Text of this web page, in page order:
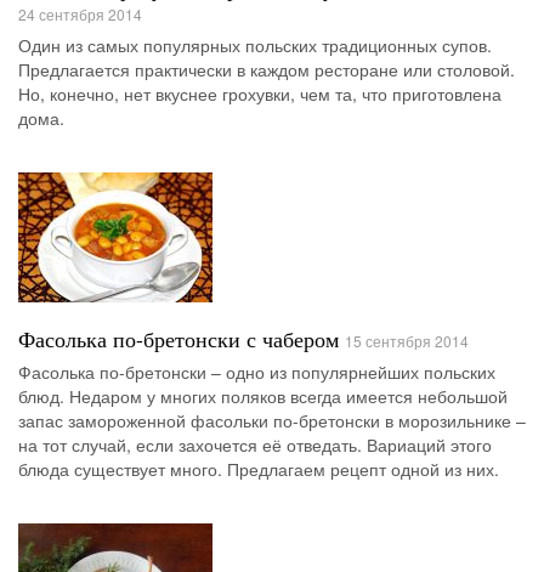
24 сентября 2014
Один из самых популярных польских традиционных супов.
Предлагается практически в каждом ресторане или столовой.
Но, конечно, нет вкуснее грохувки, чем та, что приготовлена
дома.
Фасолька по-бретонски с чабером 15 сентября 2014
Фасолька по-бретонски – одно из популярнейших польских
блюд. Недаром у многих поляков всегда имеется небольшой
запас замороженной фасольки по-бретонски в морозильнике –
на тот случай, если захочется её отведать. Вариаций этого
блюда существует много. Предлагаем рецепт одной из них.